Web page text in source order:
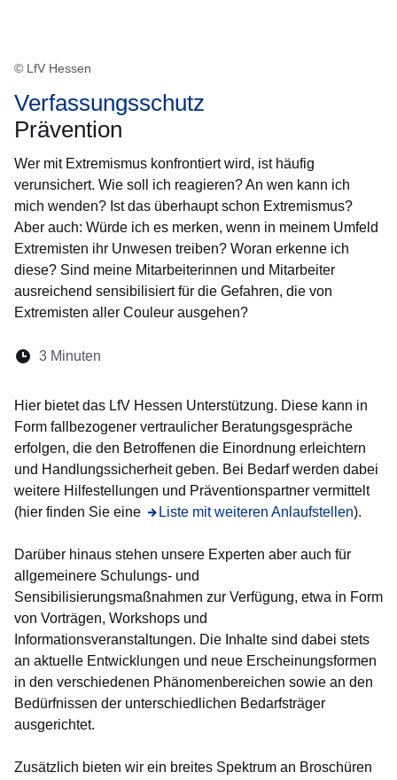
© LfV Hessen
Verfassungsschutz
Prävention
Wer mit Extremismus konfrontiert wird, ist häufig
verunsichert. Wie soll ich reagieren? An wen kann ich
mich wenden? Ist das überhaupt schon Extremismus?
Aber auch: Würde ich es merken, wenn in meinem Umfeld
Extremisten ihr Unwesen treiben? Woran erkenne ich
diese? Sind meine Mitarbeiterinnen und Mitarbeiter
ausreichend sensibilisiert für die Gefahren, die von
Extremisten aller Couleur ausgehen?
Lesedauer:
3 Minuten
Hier bietet das LfV Hessen Unterstützung. Diese kann in
Form fallbezogener vertraulicher Beratungsgespräche
erfolgen, die den Betroffenen die Einordnung erleichtern
und Handlungssicherheit geben. Bei Bedarf werden dabei
weitere Hilfestellungen und Präventionspartner vermittelt
(hier finden Sie eine
Liste mit weiteren Anlaufstellen
Öffnet sich in einem neuen Fenster
).
Darüber hinaus stehen unsere Experten aber auch für
allgemeinere Schulungs- und
Sensibilisierungsmaßnahmen zur Verfügung, etwa in Form
von Vorträgen, Workshops und
Informationsveranstaltungen. Die Inhalte sind dabei stets
an aktuelle Entwicklungen und neue Erscheinungsformen
in den verschiedenen Phänomenbereichen sowie an den
Bedürfnissen der unterschiedlichen Bedarfsträger
ausgerichtet.
Zusätzlich bieten wir ein breites Spektrum an Broschüren